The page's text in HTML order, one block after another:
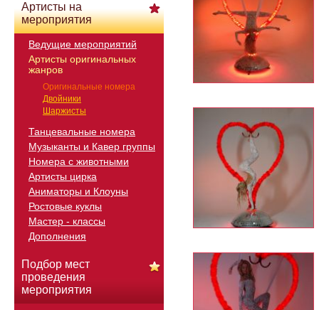
Артисты на
мероприятия
Ведущие мероприятий
Артисты оригинальных
жанров
Оригинальные номера
Двойники
Шаржисты
Танцевальные номера
Музыканты и Кавер группы
Номера с животными
Артисты цирка
Аниматоры и Клоуны
Ростовые куклы
Мастер - классы
Дополнения
Подбор мест
проведения
мероприятия